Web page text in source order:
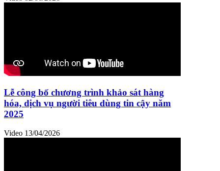
Lễ công bố chương trình khảo sát hàng
hóa, dịch vụ người tiêu dùng tin cậy năm
2025
Video 13/04/2026